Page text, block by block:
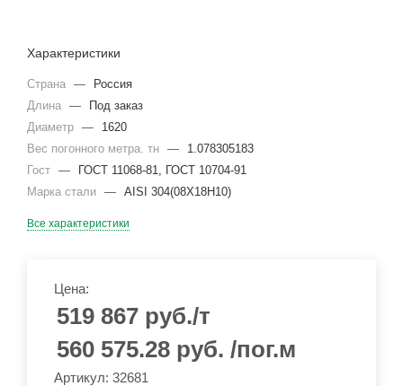
Характеристики
Страна —
Россия
Длина —
Под заказ
Диаметр —
1620
Вес погонного метра. тн —
1.078305183
Гост —
ГОСТ 11068-81, ГОСТ 10704-91
Марка стали — AISI 304(08Х18Н10)
Все характеристики
Цена:
519 867 руб./т
560 575.28 руб. /пог.м
Артикул: 32681